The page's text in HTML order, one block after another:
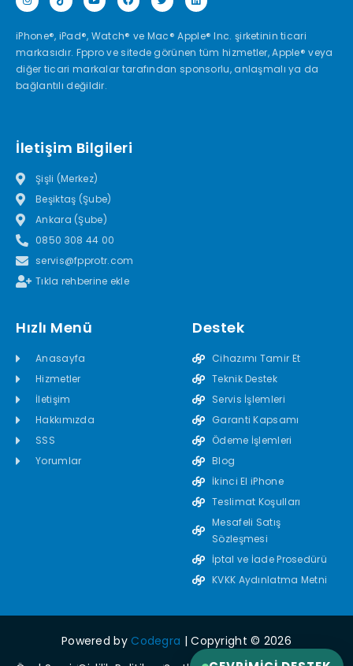
iPhone®, iPad®, Watch® ve Mac® Apple® Inc. şirketinin ticari
markasıdır. Fppro ve sitede görünen tüm hizmetler, Apple® veya
diğer ticari markalar tarafından sponsorlu, anlaşmalı ya da
bağlantılı değildir.
İletişim Bilgileri
Şişli (Merkez)
Beşiktaş (Şube)
Ankara (Şube)
0850 308 44 00
servis@fpprotr.com
Tıkla rehberine ekle
Hızlı Menü
Anasayfa
Hizmetler
İletişim
Hakkımızda
SSS
Yorumlar
Destek
Cihazımı Tamir Et
Teknik Destek
Servis İşlemleri
Garanti Kapsamı
Ödeme İşlemleri
Blog
İkinci El iPhone
Teslimat Koşulları
Mesafeli Satış
Sözleşmesi
İptal ve İade Prosedürü
KVKK Aydınlatma Metni
Powered byCodegra | Copyright © 2026